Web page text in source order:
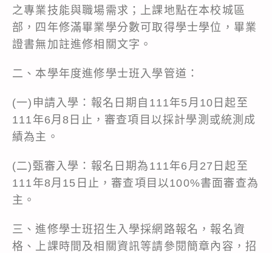
之專業技能與職場需求；上課地點在本校城區
部，四年修滿畢業學分數可取得學士學位，畢業
證書無加註進修相關文字。
二、本學年度進修學士班入學管道：
(一)申請入學：報名日期自111年5月10日起至
111年6月8日止，審查項目以採計學測或統測成
績為主。
(二)甄審入學：報名日期為111年6月27日起至
111年8月15日止，審查項目以100%書面審查為
主。
三、進修學士班招生入學採網路報名，報名資
格、上課時間及相關資訊等請參閱簡章內容，招